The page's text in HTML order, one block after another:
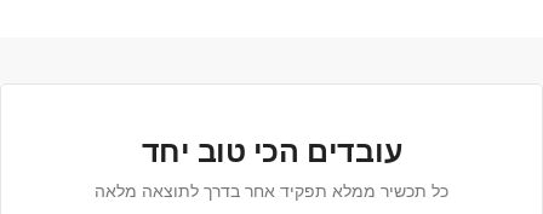
עובדים הכי טוב יחד
כל תכשיר ממלא תפקיד אחר בדרך לתוצאה מלאה